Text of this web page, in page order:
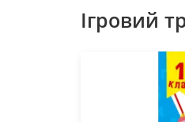
Ігровий